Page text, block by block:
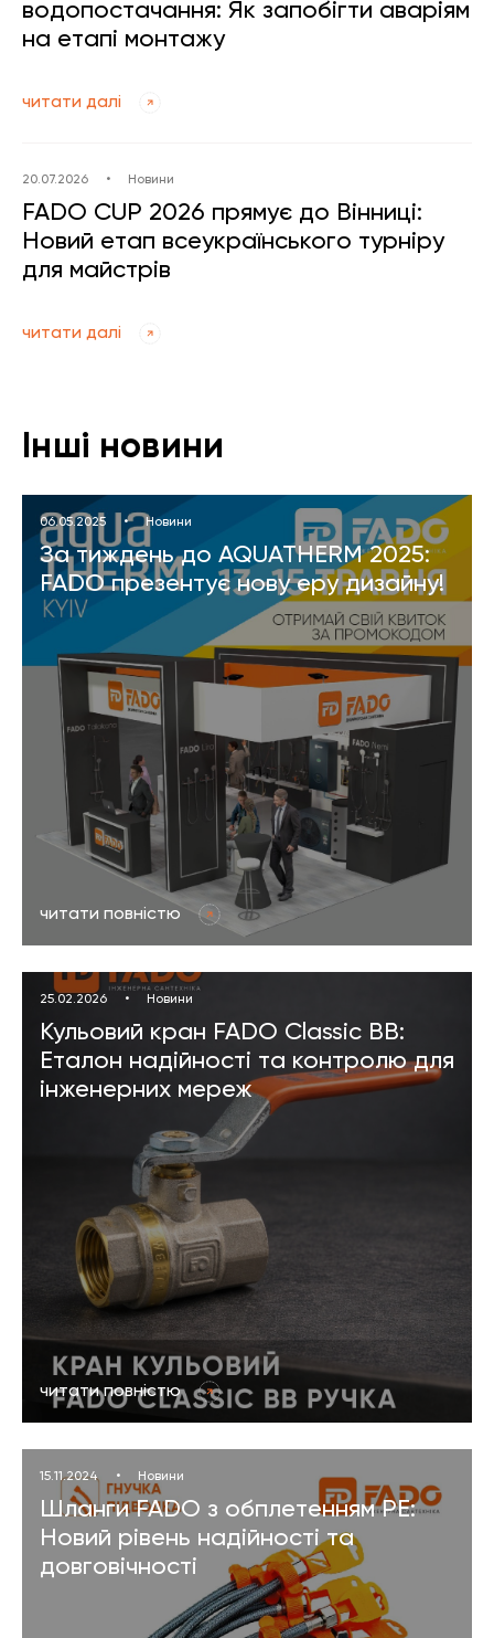
водопостачання: Як запобігти аваріям
на етапі монтажу
читати далі
20.07.2026 • Новини
FADO CUP 2026 прямує до Вінниці:
Новий етап всеукраїнського турніру
для майстрів
читати далі
Інші новини
06.05.2025 • Новини
За тиждень до AQUATHERM 2025:
FADO презентує нову еру дизайну!
читати повністю
25.02.2026 • Новини
Кульовий кран FADO Classic BB:
Еталон надійності та контролю для
інженерних мереж
читати повністю
15.11.2024 • Новини
Шланги FADO з обплетенням PE:
Новий рівень надійності та
довговічності